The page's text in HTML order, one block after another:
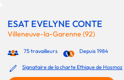
ESAT EVELYNE CONTE
Villeneuve-la-Garenne (92)
75 travailleurs Depuis 1984
Signataire de la charte Ethique de Hosmoz